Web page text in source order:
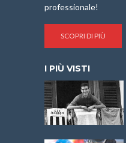
professionale!
SCOPRI DI PIÙ
I PIÙ VISTI